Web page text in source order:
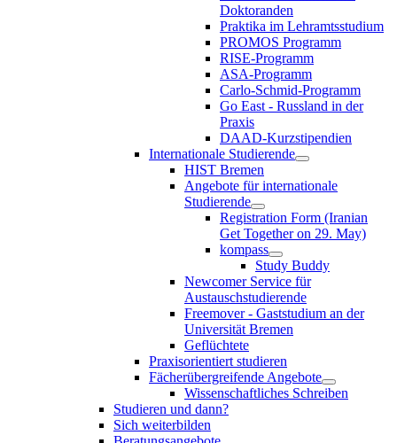
Doktoranden
Praktika im Lehramtsstudium
PROMOS Programm
RISE-Programm
ASA-Programm
Carlo-Schmid-Programm
Go East - Russland in der
Praxis
DAAD-Kurzstipendien
Internationale Studierende
HIST Bremen
Angebote für internationale
Studierende
Registration Form (Iranian
Get Together on 29. May)
kompass
Study Buddy
Newcomer Service für
Austauschstudierende
Freemover - Gaststudium an der
Universität Bremen
Geflüchtete
Praxisorientiert studieren
Fächerübergreifende Angebote
Wissenschaftliches Schreiben
Studieren und dann?
Sich weiterbilden